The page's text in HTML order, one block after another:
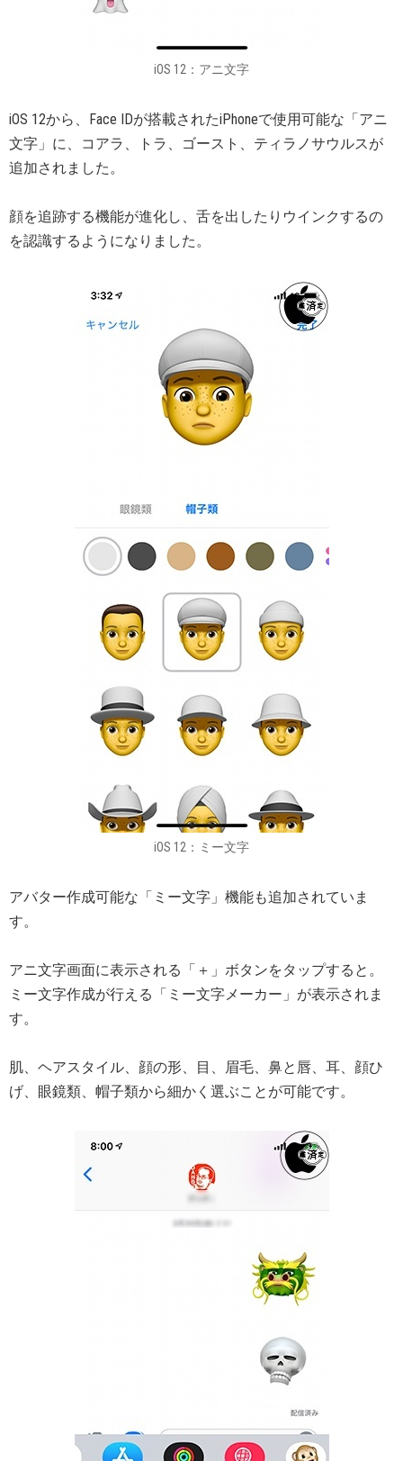
iOS 12：アニ文字
iOS 12から、Face IDが搭載されたiPhoneで使用可能な「アニ
文字」に、コアラ、トラ、ゴースト、ティラノサウルスが
追加されました。
顔を追跡する機能が進化し、舌を出したりウインクするの
を認識するようになりました。
iOS 12：ミー文字
アバター作成可能な「ミー文字」機能も追加されていま
す。
アニ文字画面に表示される「＋」ボタンをタップすると。
ミー文字作成が行える「ミー文字メーカー」が表示されま
す。
肌、ヘアスタイル、顔の形、目、眉毛、鼻と唇、耳、顔ひ
げ、眼鏡類、帽子類から細かく選ぶことが可能です。